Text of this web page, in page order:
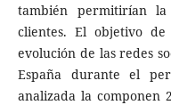
también permitirían
clientes. El objetivo
evolución de las redes
España durante el
analizada la componen